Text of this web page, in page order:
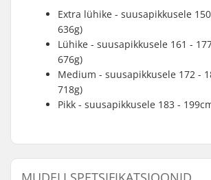
Extra lühike - suusapikkusele
636g)
Lühike - suusapikkusele 161 -
676g)
Medium - suusapikkusele 172 -
718g)
Pikk - suusapikkusele 183 -